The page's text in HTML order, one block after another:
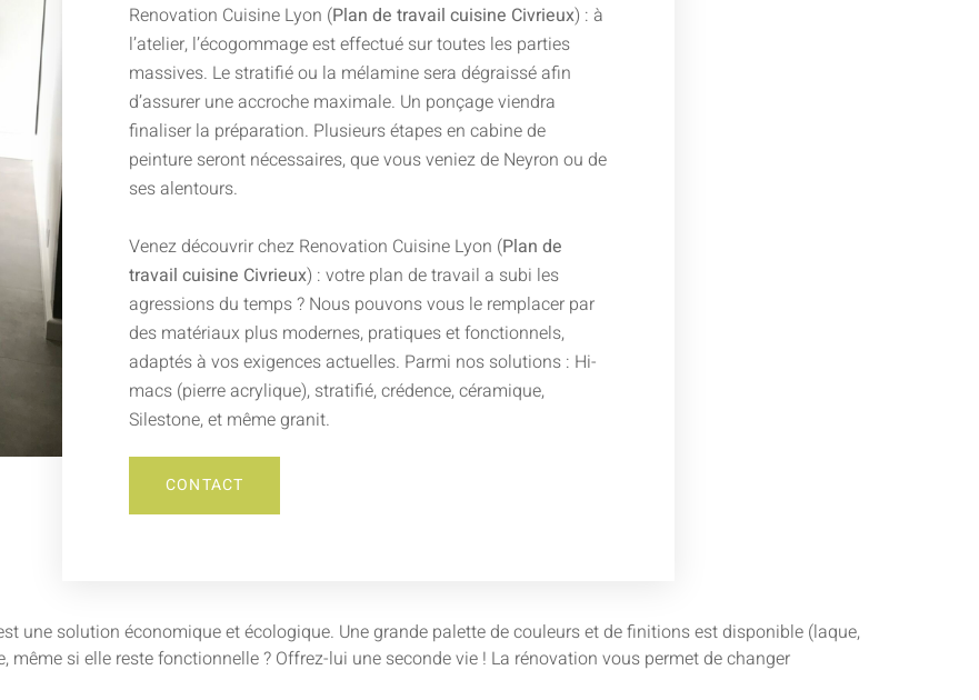
Renovation Cuisine Lyon (Plan de travail cuisine Civrieux) : à
l’atelier, l’écogommage est effectué sur toutes les parties
massives. Le stratifié ou la mélamine sera dégraissé afin
d’assurer une accroche maximale. Un ponçage viendra
finaliser la préparation. Plusieurs étapes en cabine de
peinture seront nécessaires, que vous veniez de Neyron ou de
ses alentours.
Venez découvrir chez Renovation Cuisine Lyon (Plan de
travail cuisine Civrieux) : votre plan de travail a subi les
agressions du temps ? Nous pouvons vous le remplacer par
des matériaux plus modernes, pratiques et fonctionnels,
adaptés à vos exigences actuelles. Parmi nos solutions : Hi-
macs (pierre acrylique), stratifié, crédence, céramique,
Silestone, et même granit.
CONTACT
une solution économique et écologique. Une grande palette de couleurs et de finitions est disponible (laque,
même si elle reste fonctionnelle ? Offrez-lui une seconde vie ! La rénovation vous permet de changer